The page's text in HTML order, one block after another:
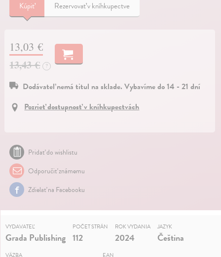
Kúpiť Rezervovať v kníhkupectve
13,03 €
13,43 €
?
Dodávateľ nemá titul na sklade. Vybavíme do 14 - 21 dní
Pozrieť dostupnosť v kníhkupectvách
Pridať do wishlistu
Odporučiť známemu
Zdielať na Facebooku
VYDAVATEĽ
Grada Publishing
POČET STRÁN
112
ROK VYDANIA
2024
JAZYK
Čeština